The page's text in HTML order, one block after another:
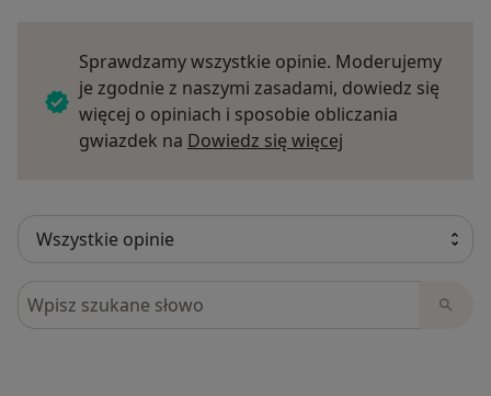
Sprawdzamy wszystkie opinie. Moderujemy
je zgodnie z naszymi zasadami, dowiedz się
więcej o opiniach i sposobie obliczania
gwiazdek na Dowiedz się więcej
Szukaj w opiniach